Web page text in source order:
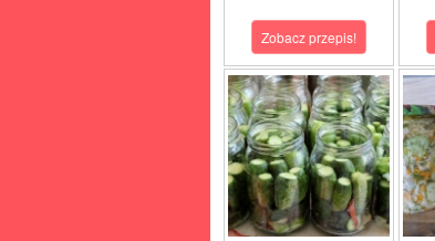
Zobacz przepis!